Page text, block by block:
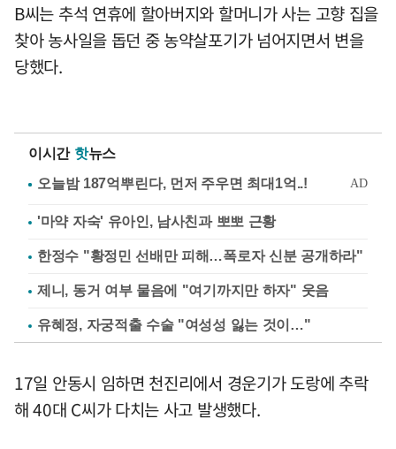
B씨는 추석 연휴에 할아버지와 할머니가 사는 고향 집을
찾아 농사일을 돕던 중 농약살포기가 넘어지면서 변을
당했다.
이시간 핫뉴스
'마약 자숙' 유아인, 남사친과 뽀뽀 근황
한정수 "황정민 선배만 피해…폭로자 신분 공개하라"
제니, 동거 여부 물음에 "여기까지만 하자" 웃음
유혜정, 자궁적출 수술 "여성성 잃는 것이…"
17일 안동시 임하면 천진리에서 경운기가 도랑에 추락
해 40대 C씨가 다치는 사고 발생했다.